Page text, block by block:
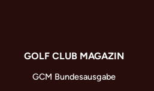
GOLF CLUB MAGAZIN
GCM Bundesausgabe